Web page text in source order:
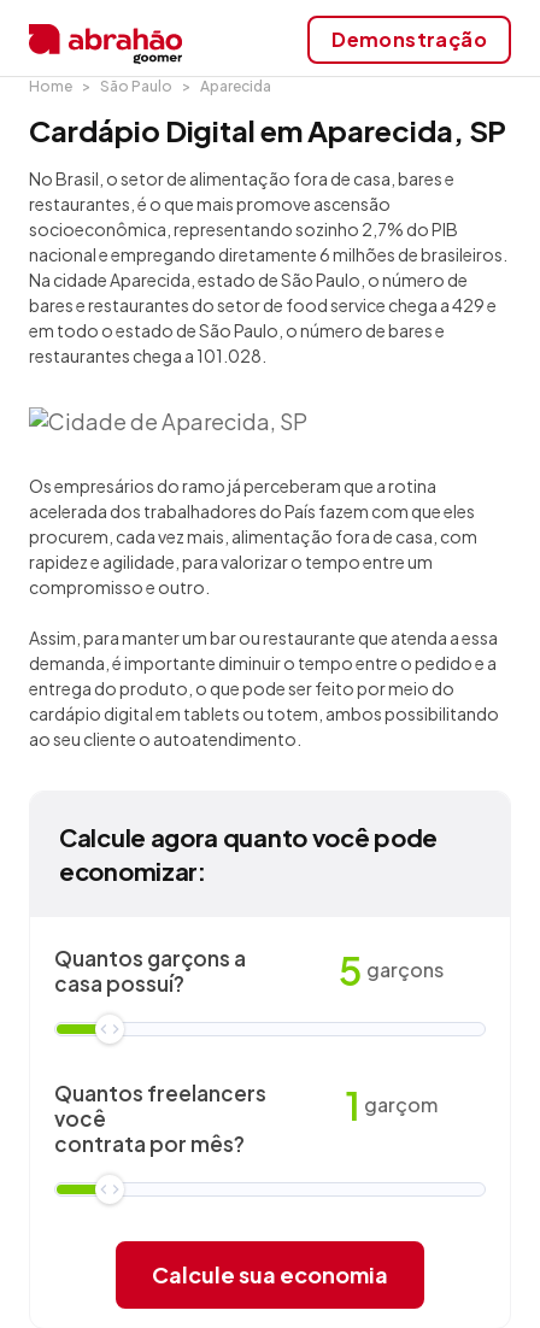
Demonstração
Home São Paulo Aparecida
Cardápio Digital em Aparecida, SP
No Brasil, o setor de alimentação fora de casa, bares e
restaurantes, é o que mais promove ascensão
socioeconômica, representando sozinho 2,7% do PIB
nacional e empregando diretamente 6 milhões de brasileiros.
Na cidade Aparecida, estado de São Paulo, o número de
bares e restaurantes do setor de food service chega a 429 e
em todo o estado de São Paulo, o número de bares e
restaurantes chega a 101.028.
Os empresários do ramo já perceberam que a rotina
acelerada dos trabalhadores do País fazem com que eles
procurem, cada vez mais, alimentação fora de casa, com
rapidez e agilidade, para valorizar o tempo entre um
compromisso e outro.
Assim, para manter um bar ou restaurante que atenda a essa
demanda, é importante diminuir o tempo entre o pedido e a
entrega do produto, o que pode ser feito por meio do
cardápio digital em tablets ou totem, ambos possibilitando
ao seu cliente o autoatendimento.
Calcule agora quanto você pode
economizar:
Quantos garçons a
casa possuí?
5 garçons
Quantos freelancers
você
contrata por mês?
1 garçom
Calcule sua economia